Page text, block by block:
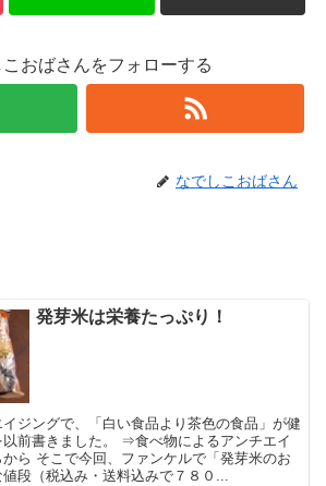
おばさんをフォローする
なでしこおばさん
発芽米は栄養たっぷり！
ジングで、「白い食品より茶色の食品」が健
前書きました。 ⇒食べ物によるアンチエイ
ら そこで今回、ファンケルで「発芽米のお
段（税込み・送料込みで７８０...